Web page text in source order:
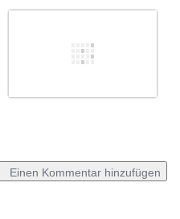
Einen Kommentar hinzufügen